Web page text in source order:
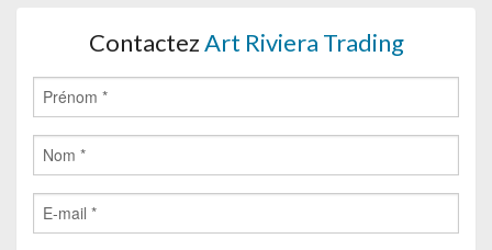
ContactezArt Riviera Trading